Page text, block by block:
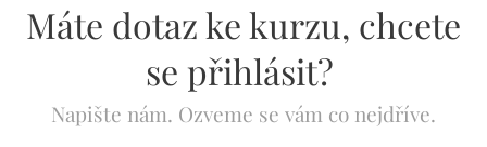
Máte dotaz ke kurzu, chcete
se přihlásit?
Napište nám. Ozveme se vám co nejdříve.